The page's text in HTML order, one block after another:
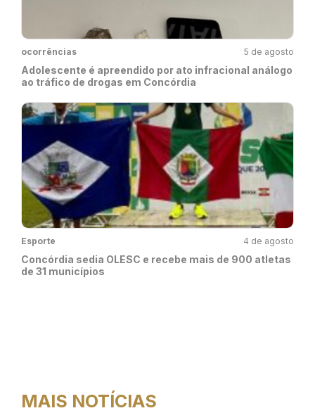
ocorrências 5 de agosto
Adolescente é apreendido por ato infracional análogo
ao tráfico de drogas em Concórdia
Esporte 4 de agosto
Concórdia sedia OLESC e recebe mais de 900 atletas
de 31 municípios
MAIS NOTÍCIAS